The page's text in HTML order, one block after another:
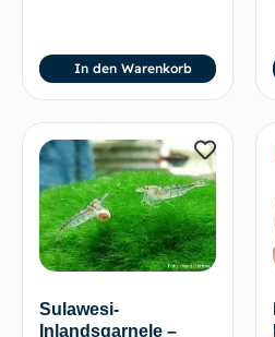
In den Warenkorb
Sulawesi-
Inlandsgarnele –